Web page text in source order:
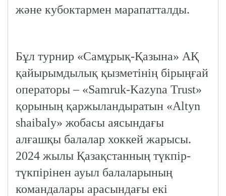
және кубоктармен марапатталды.
Бұл турнир «Самұрық-Қазына» АҚ
қайырымдылық қызметінің бірыңғай
операторы – «Samruk-Kazyna Trust»
қорының қаржыландыратын «Altyn
shaibaly» жобасы аясындағы
алғашқы балалар хоккей жарысы.
2024 жылы Қазақстанның түкпір-
түкпірінен ауыл балаларының
командалары арасындағы екі